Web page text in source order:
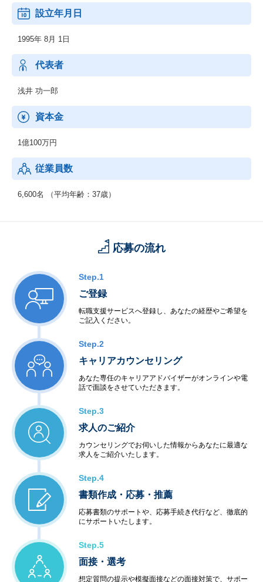
また、開発プロセスで蓄積したノウハウをお客様と共有し、
新しいビジネスを創造する役割を果たしているのも当社の特徴の
当社は、いつもお客様のご要望にお応し、
最高の答えをご提供することを最優先に考え、行動しています。
また、エンジニアが自分自身を進化させる環境を豊富にご用意し
ています。
ぜひ弊社で「市場価値の高いエンジニア」に成長していきません
設立年月日
1995年 8月 1日
代表者
浅井 功一郎
資本金
1億100万円
従業員数
6,600名 （平均年齢：37歳）
応募の流れ
Step.1
ご登録
転職支援サービスへ登録し、あなたの経歴やご希望を
ご記入ください。
Step.2
キャリアカウンセリング
あなた専任のキャリアアドバイザーがオンラインや電
話で面談をさせていただきます。
Step.3
求人のご紹介
カウンセリングでお伺いした情報からあなたに最適な
求人をご紹介いたします。
Step.4
書類作成・応募・推薦
応募書類のサポートや、応募手続き代行など、徹底的
にサポートいたします。
Step.5
面接・選考
想定質問の提示や模擬面接などの面接対策で、サポー